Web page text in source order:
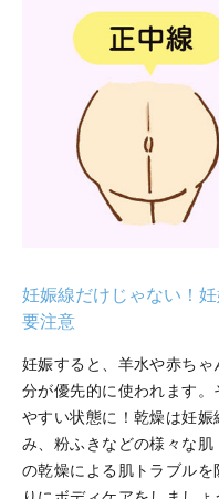
妊娠線だけじゃない！
要注意
妊娠すると、羊水や赤ち
分が優先的に使われます
やすい状態に！乾燥は妊
み、粉ふきなどの様々な
の乾燥による肌トラブル